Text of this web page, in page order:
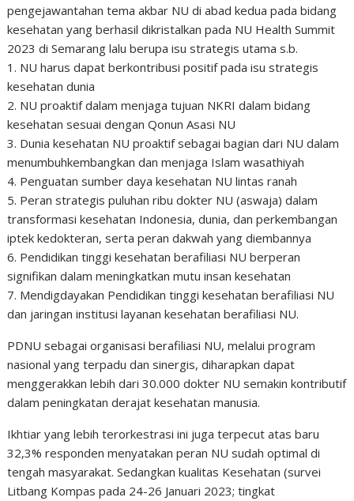
pengejawantahan tema akbar NU di abad kedua pada bidang
kesehatan yang berhasil dikristalkan pada NU Health Summit
2023 di Semarang lalu berupa isu strategis utama s.b.
1. NU harus dapat berkontribusi positif pada isu strategis
kesehatan dunia
2. NU proaktif dalam menjaga tujuan NKRI dalam bidang
kesehatan sesuai dengan Qonun Asasi NU
3. Dunia kesehatan NU proaktif sebagai bagian dari NU dalam
menumbuhkembangkan dan menjaga Islam wasathiyah
4. Penguatan sumber daya kesehatan NU lintas ranah
5. Peran strategis puluhan ribu dokter NU (aswaja) dalam
transformasi kesehatan Indonesia, dunia, dan perkembangan
iptek kedokteran, serta peran dakwah yang diembannya
6. Pendidikan tinggi kesehatan berafiliasi NU berperan
signifikan dalam meningkatkan mutu insan kesehatan
7. Mendigdayakan Pendidikan tinggi kesehatan berafiliasi NU
dan jaringan institusi layanan kesehatan berafiliasi NU.
PDNU sebagai organisasi berafiliasi NU, melalui program
nasional yang terpadu dan sinergis, diharapkan dapat
menggerakkan lebih dari 30.000 dokter NU semakin kontributif
dalam peningkatan derajat kesehatan manusia.
Ikhtiar yang lebih terorkestrasi ini juga terpecut atas baru
32,3% responden menyatakan peran NU sudah optimal di
tengah masyarakat. Sedangkan kualitas Kesehatan (survei
Litbang Kompas pada 24-26 Januari 2023; tingkat